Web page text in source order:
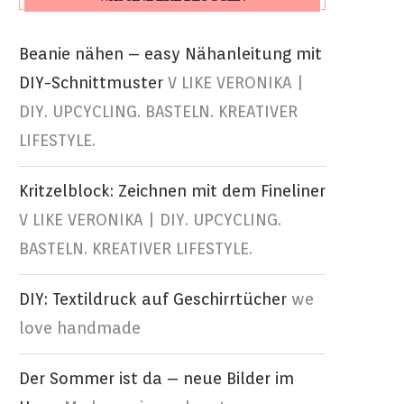
Beanie nähen – easy Nähanleitung mit
DIY-Schnittmuster V LIKE VERONIKA |
DIY. UPCYCLING. BASTELN. KREATIVER
LIFESTYLE.
Kritzelblock: Zeichnen mit dem Fineliner
V LIKE VERONIKA | DIY. UPCYCLING.
BASTELN. KREATIVER LIFESTYLE.
DIY: Textildruck auf Geschirrtücher we
love handmade
Der Sommer ist da – neue Bilder im